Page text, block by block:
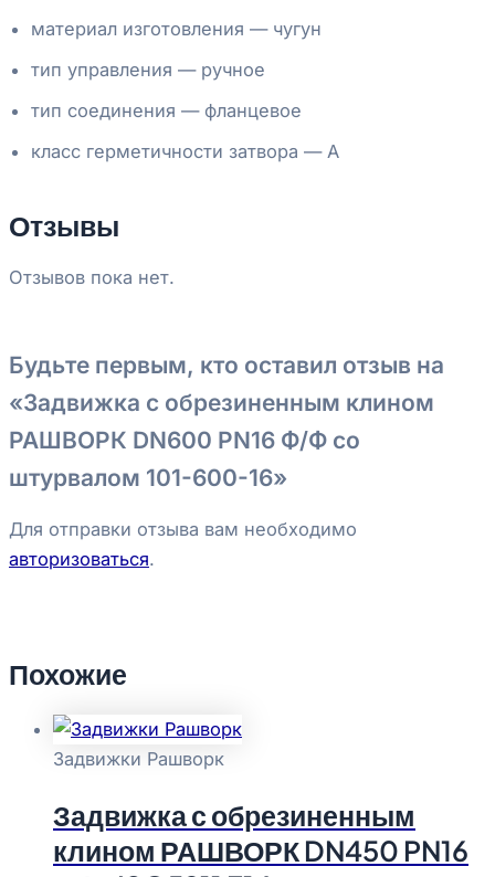
материал изготовления — чугун
тип управления — ручное
тип соединения — фланцевое
класс герметичности затвора — А
Отзывы
Отзывов пока нет.
Будьте первым, кто оставил отзыв на
«Задвижка с обрезиненным клином
РАШВОРК DN600 PN16 Ф/Ф со
штурвалом 101-600-16»
Для отправки отзыва вам необходимо
авторизоваться.
Похожие
Задвижки Рашворк
Задвижка с обрезиненным
клином РАШВОРК DN450 PN16